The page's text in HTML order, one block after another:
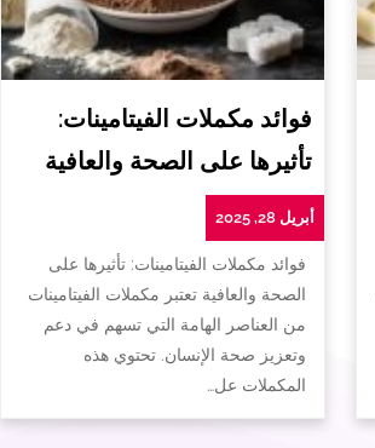
فوائد مكملات الفيتامينات:
تأثيرها على الصحة والعافية
أبريل 28, 2025
فوائد مكملات الفيتامينات: تأثيرها على
الصحة والعافية تعتبر مكملات الفيتامينات
من العناصر الهامة التي تسهم في دعم
وتعزيز صحة الإنسان. تحتوي هذه
المكملات عل…